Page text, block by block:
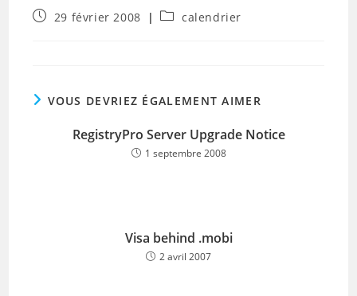
Publication
29 février 2008
Postcalendrier
VOUS DEVRIEZ ÉGALEMENT AIMER
RegistryPro Server Upgrade Notice
1 septembre 2008
Visa behind .mobi
2 avril 2007